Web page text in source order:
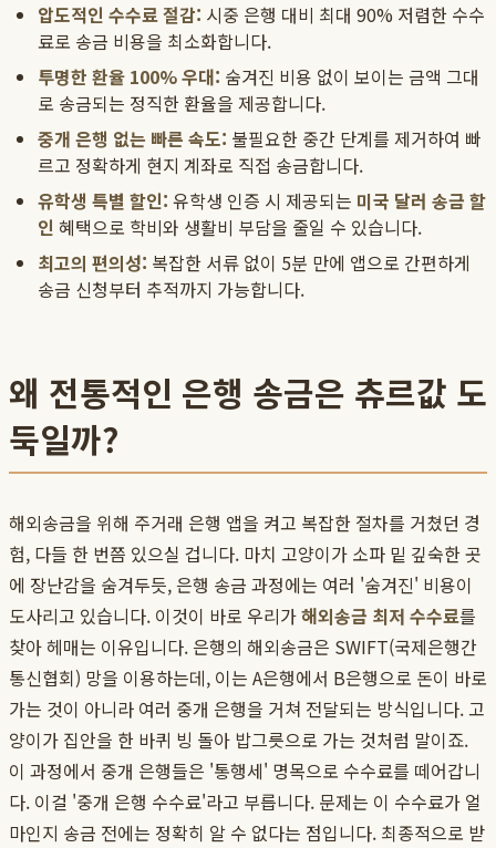
압도적인 수수료 절감: 시중 은행 대비 최대 90% 저렴한 수수
료로 송금 비용을 최소화합니다.
투명한 환율 100% 우대: 숨겨진 비용 없이 보이는 금액 그대
로 송금되는 정직한 환율을 제공합니다.
중개 은행 없는 빠른 속도: 불필요한 중간 단계를 제거하여 빠
르고 정확하게 현지 계좌로 직접 송금합니다.
유학생 특별 할인: 유학생 인증 시 제공되는 미국 달러 송금 할
인 혜택으로 학비와 생활비 부담을 줄일 수 있습니다.
최고의 편의성: 복잡한 서류 없이 5분 만에 앱으로 간편하게
송금 신청부터 추적까지 가능합니다.
왜 전통적인 은행 송금은 츄르값 도
둑일까?
해외송금을 위해 주거래 은행 앱을 켜고 복잡한 절차를 거쳤던 경
험, 다들 한 번쯤 있으실 겁니다. 마치 고양이가 소파 밑 깊숙한 곳
에 장난감을 숨겨두듯, 은행 송금 과정에는 여러 '숨겨진' 비용이
도사리고 있습니다. 이것이 바로 우리가해외송금 최저 수수료를
찾아 헤매는 이유입니다. 은행의 해외송금은 SWIFT(국제은행간
통신협회) 망을 이용하는데, 이는 A은행에서 B은행으로 돈이 바로
가는 것이 아니라 여러 중개 은행을 거쳐 전달되는 방식입니다. 고
양이가 집안을 한 바퀴 빙 돌아 밥그릇으로 가는 것처럼 말이죠.
이 과정에서 중개 은행들은 '통행세' 명목으로 수수료를 떼어갑니
다. 이걸 '중개 은행 수수료'라고 부릅니다. 문제는 이 수수료가 얼
마인지 송금 전에는 정확히 알 수 없다는 점입니다. 최종적으로 받